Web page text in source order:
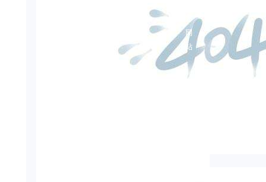
方
网
站